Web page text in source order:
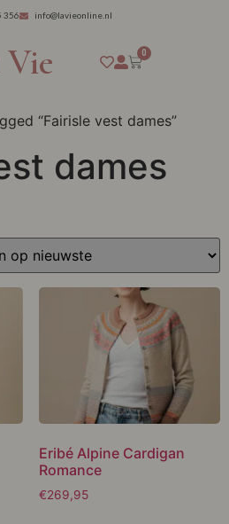
356 info@lavieonline.nl
Vie 0
“Fairisle vest dames”
dames
Eribé Alpine Cardigan
Romance
€269,95